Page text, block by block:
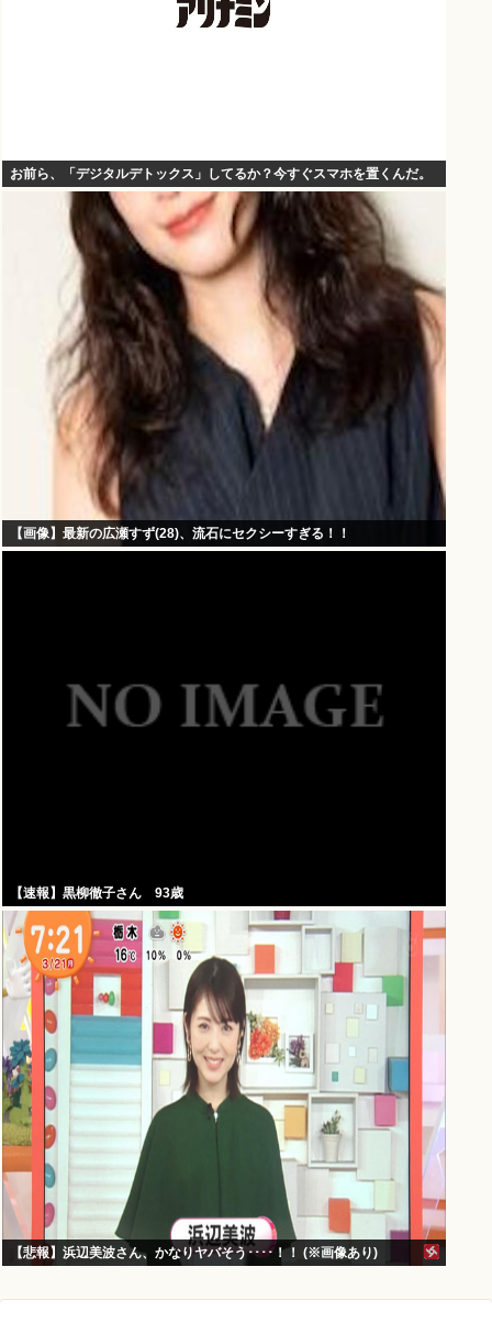
お前ら、「デジタルデトックス」してるか？今すぐスマホを置くんだ。
【画像】最新の広瀬すず(28)、流石にセクシーすぎる！！
【速報】黒柳徹子さん 93歳
【悲報】浜辺美波さん、かなりヤバそう････！！ (※画像あり)